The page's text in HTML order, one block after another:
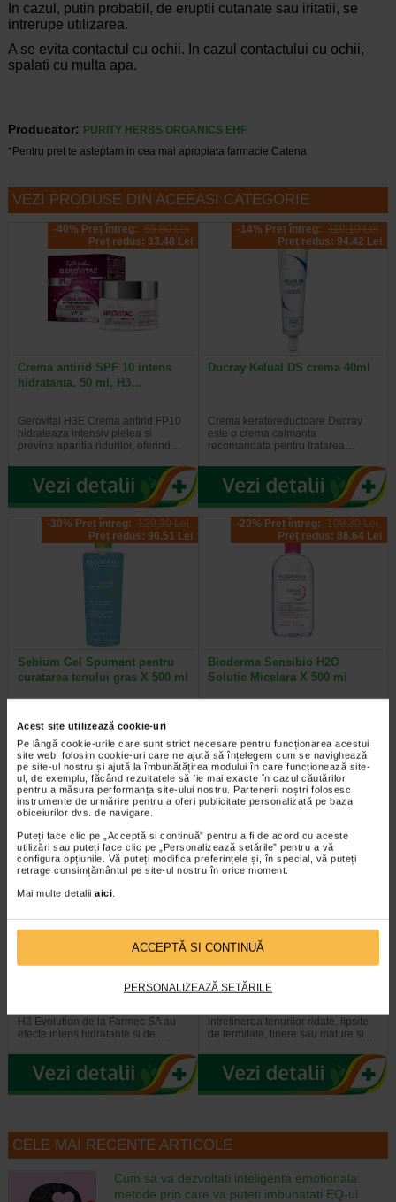
Acest site utilizează cookie-uri
Pe lângă cookie-urile care sunt strict necesare pentru funcționarea acestui
site web, folosim cookie-uri care ne ajută să înțelegem cum se navighează
pe site-ul nostru și ajută la îmbunătățirea modului în care funcționează site-
ul, de exemplu, făcând rezultatele să fie mai exacte în cazul căutărilor,
pentru a măsura performanța site-ului nostru. Partenerii noștri folosesc
instrumente de urmărire pentru a oferi publicitate personalizată pe baza
obiceiurilor dvs. de navigare.
Puteți face clic pe „Acceptă si continuă” pentru a fi de acord cu aceste
utilizări sau puteți face clic pe „Personalizează setările” pentru a vă
configura opțiunile. Vă puteți modifica preferințele și, în special, vă puteți
retrage consimțământul pe site-ul nostru în orice moment.
Mai multe detalii aici.
ACCEPTĂ SI CONTINUĂ
PERSONALIZEAZĂ SETĂRILE
In cazul, putin probabil, de eruptii cutanate sau iritatii, se
intrerupe utilizarea.
A se evita contactul cu ochii. In cazul contactului cu ochii,
spalati cu multa apa.
Producator:
PURITY HERBS ORGANICS EHF
*Pentru pret te asteptam in cea mai apropiata farmacie Catena
VEZI PRODUSE DIN ACEEASI CATEGORIE
-40% Preț întreg: 55.80 Lei
Preț redus: 33.48 Lei
Crema antirid SPF 10 intens
hidratanta, 50 ml, H3…
Gerovital H3E Crema antirid FP10
hidrateaza intensiv pielea si
previne aparitia ridurilor, oferind…
-14% Preț întreg: 110.10 Lei
Preț redus: 94.42 Lei
Ducray Kelual DS crema 40ml
Crema keratoreductoare Ducray
este o crema calmanta
recomandata pentru tratarea…
-30% Preț întreg: 129,30 Lei
Preț redus: 90.51 Lei
Sebium Gel Spumant pentru
curatarea tenului gras X 500 ml
este solutia ideala pentru curatarea
tenului gras. Formula sa…
-20% Preț întreg: 108.30 Lei
Preț redus: 86.64 Lei
Bioderma Sensibio H2O
Solutie Micelara X 500 ml
pentru demachierea tenului cat si…
-40% Preț întreg: 77.90 Lei
Preț redus: 46.74 Lei
Gerovital H3 Evolution fiole cu
H3 Evolution de la Farmec SA au
efecte intens hidratante si de…
Preț redus: 46.92 Lei
GH3 Derma+ Crema antirid si
intretinerea tenurilor ridate, lipsite
de fermitate, tinere sau mature si…
CELE MAI RECENTE ARTICOLE
Cum sa va dezvoltati inteligenta emotionala:
metode prin care va puteti imbunatati EQ-ul